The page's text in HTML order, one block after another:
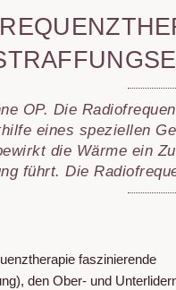
(TDA)
OP. Die
eines speziellen
die Wärme ein
führt. Die
faszinierende
den Ober- und